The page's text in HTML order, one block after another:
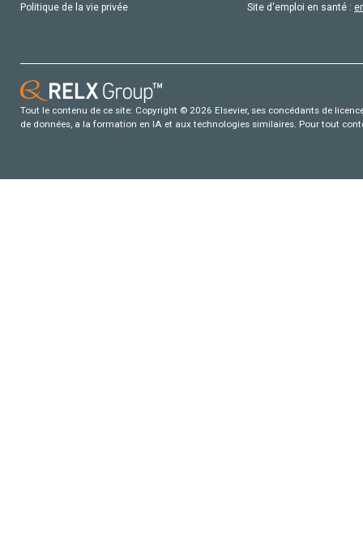
Politique de la vie privée
Site d'emploi en santé :
Tout le contenu de ce site: Copyright © 2026 Elsevier, ses concédants de
de données, a la formation en IA et aux technologies similaires. Pour tout